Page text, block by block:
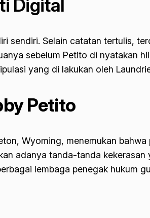
Digital
sendiri. Selain catatan tertulis,
sebelum Petito di nyatakan
yang di lakukan oleh
Petito
Wyoming, menemukan
adanya tanda-tanda
lembaga penegak hukum